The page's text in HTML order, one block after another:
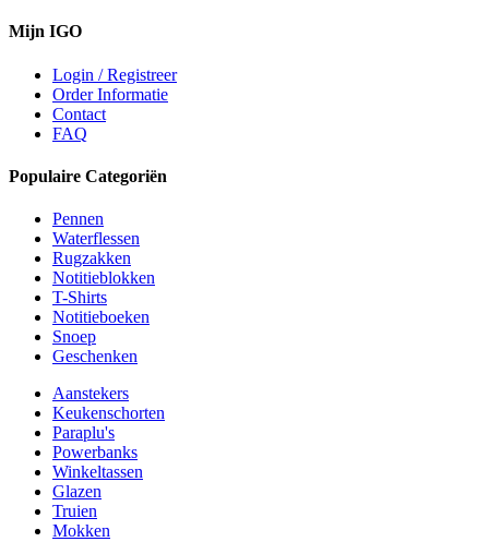
Mijn IGO
Login / Registreer
Order Informatie
Contact
FAQ
Populaire Categoriën
Pennen
Waterflessen
Rugzakken
Notitieblokken
T-Shirts
Notitieboeken
Snoep
Geschenken
Aanstekers
Keukenschorten
Paraplu's
Powerbanks
Winkeltassen
Glazen
Truien
Mokken